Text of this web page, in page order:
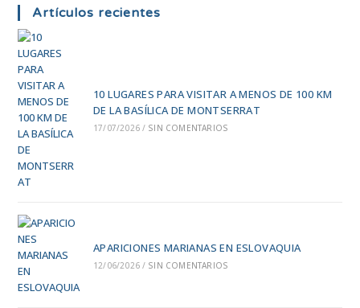
Artículos recientes
10 LUGARES PARA VISITAR A MENOS DE 100 KM
DE LA BASÍLICA DE MONTSERRAT
17/07/2026 / SIN COMENTARIOS
APARICIONES MARIANAS EN ESLOVAQUIA
12/06/2026 / SIN COMENTARIOS